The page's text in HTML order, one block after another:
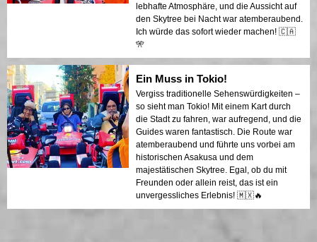
lebhafte Atmosphäre, und die Aussicht auf
den Skytree bei Nacht war atemberaubend.
Ich würde das sofort wieder machen! 🇨🇦
🎌
Ein Muss in Tokio!
Vergiss traditionelle Sehenswürdigkeiten –
so sieht man Tokio! Mit einem Kart durch
die Stadt zu fahren, war aufregend, und die
Guides waren fantastisch. Die Route war
atemberaubend und führte uns vorbei am
historischen Asakusa und dem
majestätischen Skytree. Egal, ob du mit
Freunden oder allein reist, das ist ein
unvergessliches Erlebnis! 🇲🇽🔥